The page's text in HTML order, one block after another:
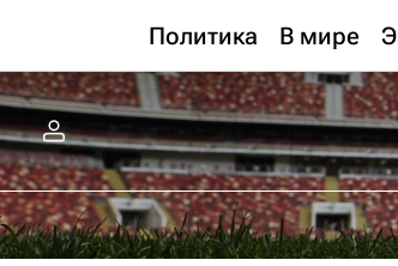
Политика В мире